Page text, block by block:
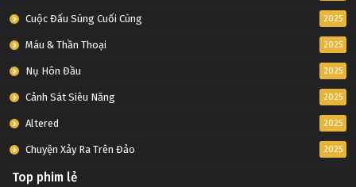
Cuộc Đấu Súng Cuối Cùng 2025
Máu & Thần Thoại 2025
Nụ Hôn Đầu 2025
Cảnh Sát Siêu Năng 2025
Altered 2025
Chuyện Xảy Ra Trên Đảo 2025
Top phim lẻ